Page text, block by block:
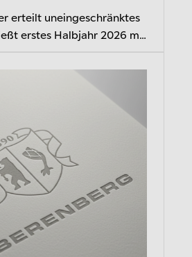
erteilt uneingeschränktes
erstes Halbjahr 2026 mit